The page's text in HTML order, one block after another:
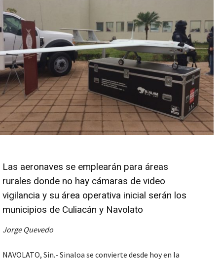
Las aeronaves se emplearán para áreas
rurales donde no hay cámaras de video
vigilancia y su área operativa inicial serán los
municipios de Culiacán y Navolato
Jorge Quevedo
NAVOLATO, Sin.- Sinaloa se convierte desde hoy en la